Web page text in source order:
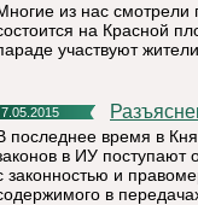
из нас
на Красной
участвуют
7.05.2015
последнее время в
в ИУ поступают
законностью и
в